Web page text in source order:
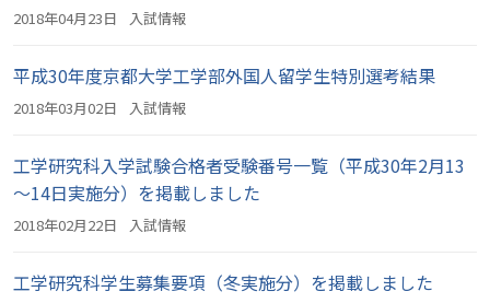
2018年04月23日 入試情報
平成30年度京都大学工学部外国人留学生特別選考結果
2018年03月02日 入試情報
工学研究科入学試験合格者受験番号一覧（平成30年2月13
～14日実施分）を掲載しました
2018年02月22日 入試情報
工学研究科学生募集要項（冬実施分）を掲載しました